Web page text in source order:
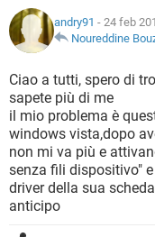
TIKTOK
HARDWARE
INSTAGRAM
TIKTOK
HARDWARE
INTRATTENIMENTO
iOS
INSTAGRAM
TIKTOK
HARDWARE
COVID-19
INTRATTENIMENTO
iOS
INSTAGRAM
TIKTOK
HARDWARE
GLOSSARIO
COVID-19
INTRATTENIMENTO
iOS
INSTAGRAM
TIKTOK
andry91 - 24 feb
Noureddine
Ciao a tutti, spero di
sapete più di me
il mio problema è
windows vista,dopo
non mi va più e
senza fili dispositivo"
driver della sua
anticipo